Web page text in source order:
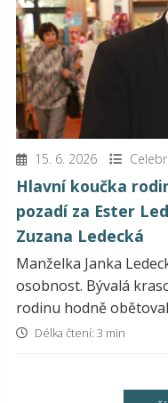
15. 6. 2026
Hlavní koučka
pozadí za Ester
Zuzana Ledecká
Manželka Janka
osobnost. Bývalá
rodinu hodně
Délka čtení: 3 min